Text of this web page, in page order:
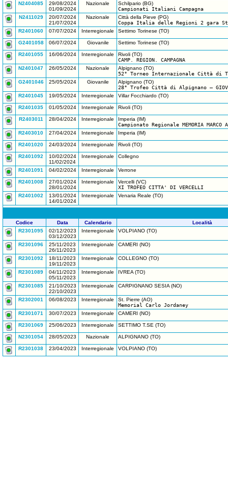
N2404085
29/08/2024
01/09/2024
Nazionale
Schilpario (BG)
Campionati Italiani Campagna
N2411029
20/07/2024
21/07/2024
Nazionale
Città della Pieve (PG)
Coppa Italia delle Regioni 2 gara
R2401060
07/07/2024 Interregionale Settimo Torinese (TO)
G2401058 06/07/2024 Giovanile Settimo Torinese (TO)
R2401055 16/06/2024 Interregionale
Rivoli (TO)
CAMP. REGION. CAMPAGNA
N2401047
26/05/2024 Nazionale
Alpignano (TO)
52° Torneo Internazionale Città di
G2401046
25/05/2024 Giovanile
Alpignano (TO)
28° Trofeo Città di Alpignano –
R2401045
19/05/2024 Interregionale Villar Focchiardo (TO)
R2401035 01/05/2024 Interregionale Rivoli (TO)
R2403011 28/04/2024 Interregionale
Imperia (IM)
Campionato Regionale MEMORIA MARCO
R2403010
27/04/2024 Interregionale Imperia (IM)
R2401020 24/03/2024 Interregionale Rivoli (TO)
R2401092
10/02/2024
11/02/2024
Interregionale Collegno
R2401091 04/02/2024 Interregionale Verrone
R2401008
27/01/2024
28/01/2024
Interregionale
Vercelli (VC)
XI TROFEO CITTA' DI VERCELLI
R2401002
13/01/2024
14/01/2024
Interregionale Venaria Reale (TO)
Codice Data Calendario
Località
R2301095
02/12/2023
03/12/2023
Interregionale VOLPIANO (TO)
R2301096
25/11/2023
26/11/2023
Interregionale CAMERI (NO)
R2301092
18/11/2023
19/11/2023
Interregionale COLLEGNO (TO)
R2301089
04/11/2023
05/11/2023
Interregionale IVREA (TO)
R2301085
21/10/2023
22/10/2023
Interregionale CARPIGNANO SESIA (NO)
R2302001 06/08/2023 Interregionale
St. Pierre (AO)
Memorial Carlo Jordaney
R2301071
30/07/2023 Interregionale CAMERI (NO)
R2301069 25/06/2023 Interregionale SETTIMO T.SE (TO)
N2301054 28/05/2023 Nazionale ALPIGNANO (TO)
R2301038 23/04/2023 Interregionale VOLPIANO (TO)